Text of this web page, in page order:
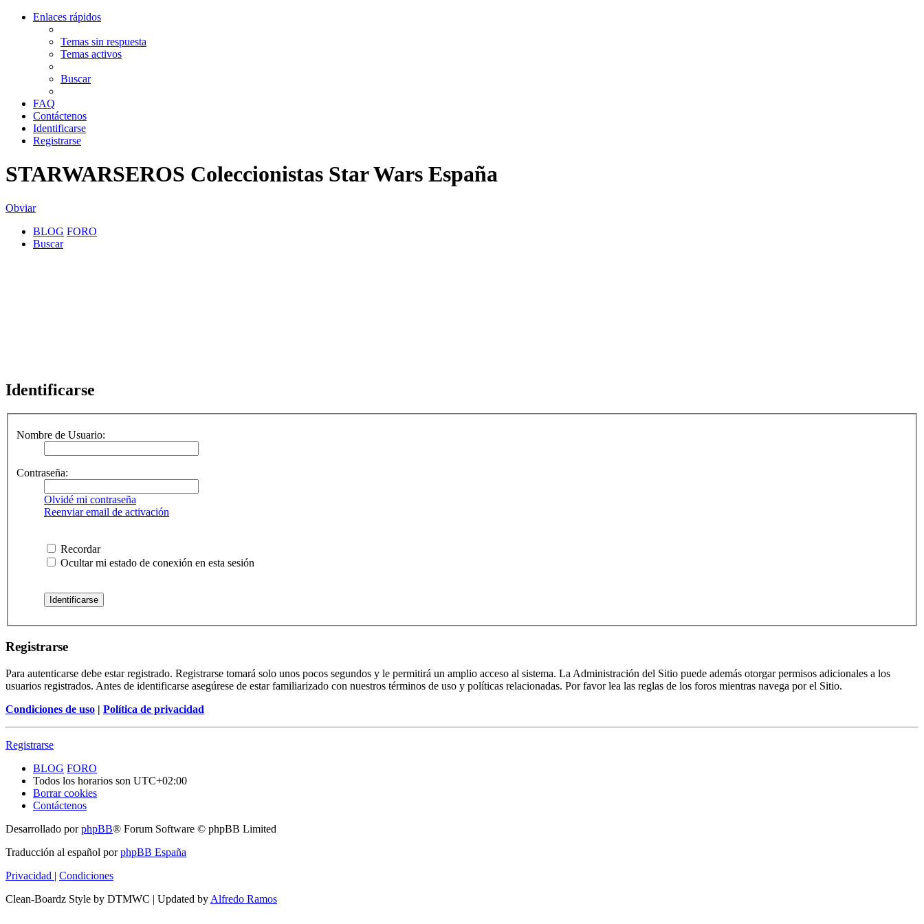
Enlaces rápidos
Temas sin respuesta
Temas activos
Buscar
FAQ
Contáctenos
Identificarse
Registrarse
STARWARSEROS Coleccionistas Star Wars España
Obviar
BLOG FORO
Buscar
Identificarse
Nombre de Usuario:
Contraseña:
Olvidé mi contraseña
Reenviar email de activación
Recordar
Ocultar mi estado de conexión en esta sesión
Registrarse
Para autenticarse debe estar registrado. Registrarse tomará solo unos pocos segundos y le permitirá un amplio acceso al sistema. La Administración del Sitio puede además otorgar permisos adicionales a los
usuarios registrados. Antes de identificarse asegúrese de estar familiarizado con nuestros términos de uso y políticas relacionadas. Por favor lea las reglas de los foros mientras navega por el Sitio.
Condiciones de uso | Política de privacidad
Registrarse
BLOG FORO
Todos los horarios son UTC+02:00
Borrar cookies
Contáctenos
Desarrollado porphpBB® Forum Software © phpBB Limited
Traducción al español porphpBB España
Privacidad | Condiciones
Clean-Boardz Style by DTMWC | Updated by Alfredo Ramos